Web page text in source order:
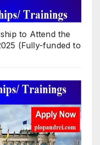
to Attend the
(Fully-funded to